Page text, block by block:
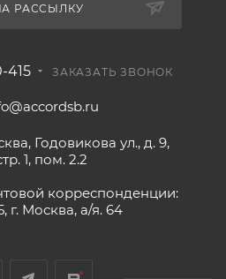
РАССЫЛКУ
415 ЗАКАЗАТЬ ЗВОНОК
Годовикова ул., д. 9,
1, пом. 2.2
корреспонденции:
г. Москва, а/я. 64